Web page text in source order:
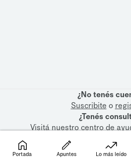
¿No tenés
Suscribite o
¿Tenés
Visitá nuestrocentro de
Portada Apuntes Lo más leído